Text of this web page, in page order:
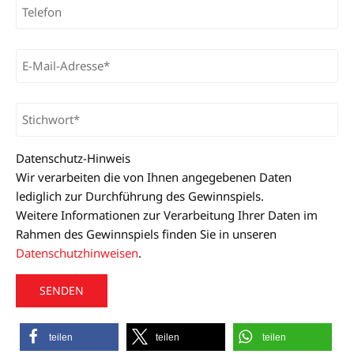
Datenschutz-Hinweis
Wir verarbeiten die von Ihnen angegebenen Daten
lediglich zur Durchführung des Gewinnspiels.
Weitere Informationen zur Verarbeitung Ihrer Daten im
Rahmen des Gewinnspiels finden Sie in unseren
Datenschutzhinweisen.
A
teilen teilen teilen